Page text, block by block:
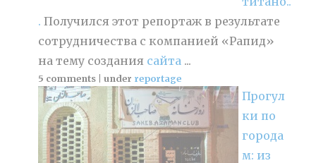
. Получился этот репортаж в результате
сотрудничества с компанией «Рапид»
на тему создания сайта ...
5 comments |under reportage
Прогул
ки по
города
м: из